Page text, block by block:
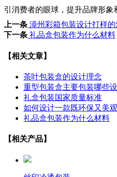
引消费者的眼球，提升品牌形象
上一条 漳州彩箱包装设计打样
下一条 礼品盒包装作为什么材料
【相关文章】
茶叶包装盒的设计理念
重型包装盒主要包装哪些
礼盒包装国家质量标准
如何设计一款既环保又美
礼品盒包装作为什么材料
【相关产品】